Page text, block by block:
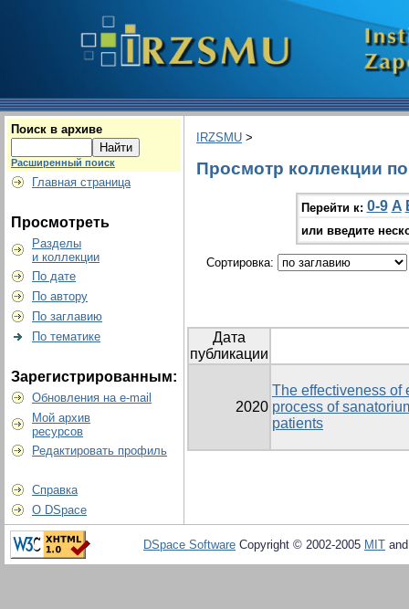
Поиск в архиве
Расширенный поиск
Главная страница
Просмотреть
Разделы
и коллекции
По дате
По автору
По заглавию
По тематике
Зарегистрированным:
Обновления на e-mail
Мой архив
ресурсов
Редактировать профиль
Справка
О DSpace
IRZSMU >
Просмотр коллекции
Перейти к: 0-9 A
или введите
Сортировка:
Дата
публикации
2020
The effectiveness of
process of
patients
DSpace Software Copyright © 2002-2005 MIT